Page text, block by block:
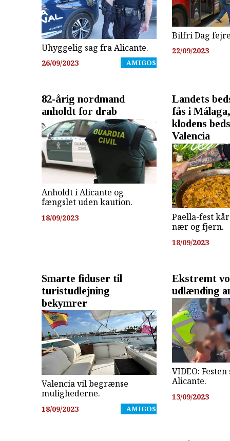
Uhyggelig sag fra Alicante.
26/09/2023 | AMIGOS
Bilfri Dag
22/09/2023
82-årig nordmand
anholdt for drab
Anholdt i Alicante og
fængslet uden kaution.
18/09/2023
Landets
fås i
klodens
Valencia
Paella-fest
nær og fjern.
18/09/2023
Smarte fiduser til
turistudlejning
bekymrer
Valencia vil begrænse
mulighederne.
18/09/2023 | AMIGOS
Ekstremt
udlænding
VIDEO:
Alicante.
13/09/2023